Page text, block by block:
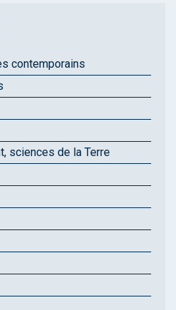
contemporains
sciences de la Terre